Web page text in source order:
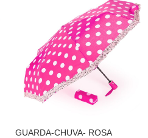
GUARDA-CHUVA- ROSA